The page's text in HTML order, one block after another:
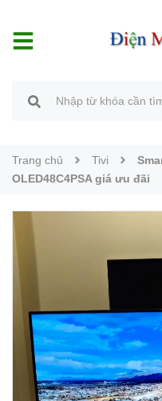
Trang chủ Tivi
OLED48C4PSA giá ưu đãi